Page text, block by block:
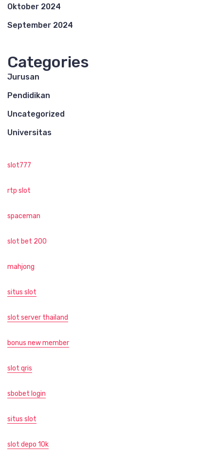
Oktober 2024
September 2024
Categories
Jurusan
Pendidikan
Uncategorized
Universitas
slot777
rtp slot
spaceman
slot bet 200
mahjong
situs slot
slot server thailand
bonus new member
slot qris
sbobet login
situs slot
slot depo 10k